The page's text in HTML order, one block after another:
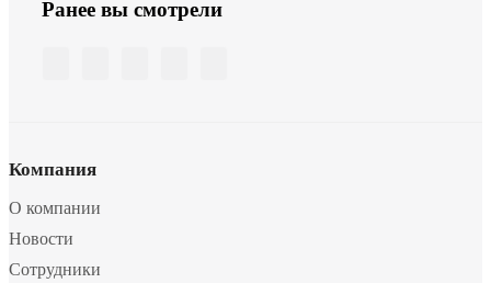
Ранее вы смотрели
Компания
О компании
Новости
Сотрудники